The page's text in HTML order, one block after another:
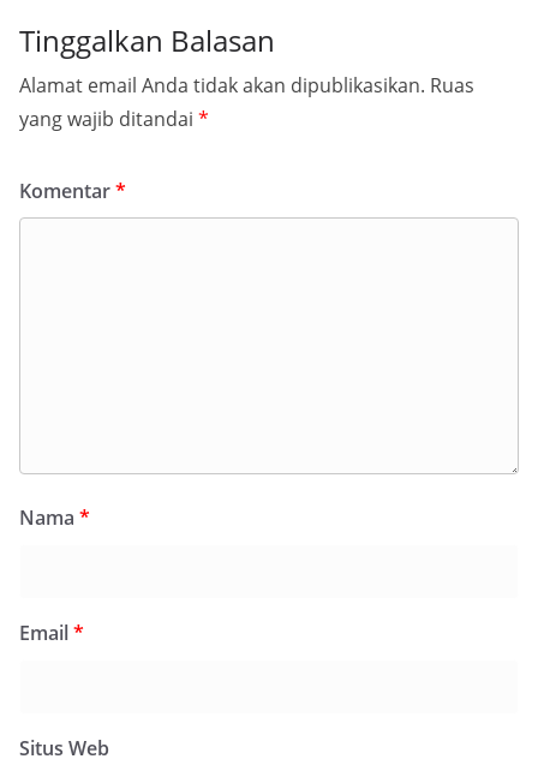
Tinggalkan Balasan
Alamat email Anda tidak akan dipublikasikan. Ruas
yang wajib ditandai *
Komentar*
Nama *
Email*
Situs Web